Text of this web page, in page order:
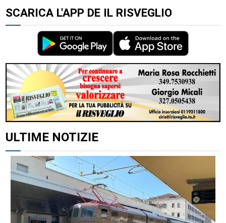
SCARICA L'APP DE IL RISVEGLIO
ULTIME NOTIZIE